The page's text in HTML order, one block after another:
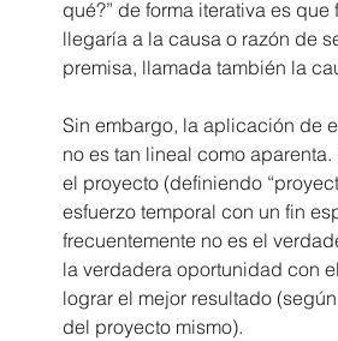
qué?” de forma iterativa es que
llegaría a la causa o razón de
premisa, llamada también la
Sin embargo, la aplicación de
no es tan lineal como
el proyecto (definiendo
esfuerzo temporal con un fin
frecuentemente no es el
la verdadera oportunidad con
lograr el mejor resultado
del proyecto mismo).